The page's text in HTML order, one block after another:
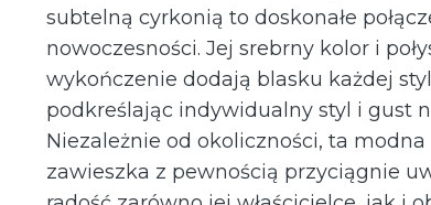
subtelną cyrkonią to doskonałe
nowoczesności. Jej srebrny kolor i
wykończenie dodają blasku każdej
podkreślając indywidualny styl i gust
Niezależnie od okoliczności, ta
zawieszka z pewnością przyciągnie